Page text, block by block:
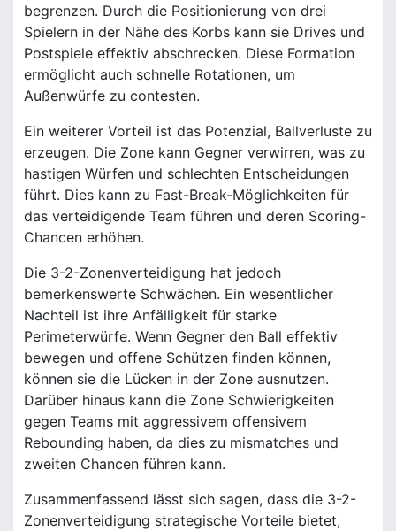
begrenzen. Durch die Positionierung von drei
Spielern in der Nähe des Korbs kann sie Drives und
Postspiele effektiv abschrecken. Diese Formation
ermöglicht auch schnelle Rotationen, um
Außenwürfe zu contesten.
Ein weiterer Vorteil ist das Potenzial, Ballverluste zu
erzeugen. Die Zone kann Gegner verwirren, was zu
hastigen Würfen und schlechten Entscheidungen
führt. Dies kann zu Fast-Break-Möglichkeiten für
das verteidigende Team führen und deren Scoring-
Chancen erhöhen.
Die 3-2-Zonenverteidigung hat jedoch
bemerkenswerte Schwächen. Ein wesentlicher
Nachteil ist ihre Anfälligkeit für starke
Perimeterwürfe. Wenn Gegner den Ball effektiv
bewegen und offene Schützen finden können,
können sie die Lücken in der Zone ausnutzen.
Darüber hinaus kann die Zone Schwierigkeiten
gegen Teams mit aggressivem offensivem
Rebounding haben, da dies zu mismatches und
zweiten Chancen führen kann.
Zusammenfassend lässt sich sagen, dass die 3-2-
Zonenverteidigung strategische Vorteile bietet,